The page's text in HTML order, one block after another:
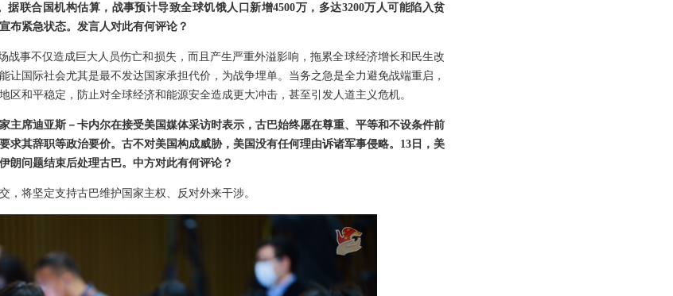
据联合国机构估算，战事预计导致全球饥饿人口新增4500万，多达3200万人可能陷入贫
布紧急状态。发言人对此有何评论？
战事不仅造成巨大人员伤亡和损失，而且产生严重外溢影响，拖累全球经济增长和民生改
让国际社会尤其是最不发达国家承担代价，为战争埋单。当务之急是全力避免战端重启，
区和平稳定，防止对全球经济和能源安全造成更大冲击，甚至引发人道主义危机。
主席迪亚斯－卡内尔在接受美国媒体采访时表示，古巴始终愿在尊重、平等和不设条件前
求其辞职等政治要价。古不对美国构成威胁，美国没有任何理由诉诸军事侵略。13日，美
朗问题结束后处理古巴。中方对此有何评论？
，将坚定支持古巴维护国家主权、反对外来干涉。